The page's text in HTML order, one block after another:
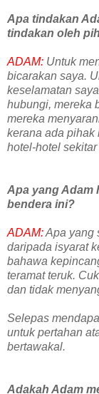
Apa tindakan
tindakan oleh
ADAM: Untuk
bicarakan saya.
keselamatan
hubungi, mereka
mereka
kerana ada pihak
hotel-hotel
Apa yang Adam
bendera ini?
ADAM:Apa yang
daripada isyarat
bahawa
teramat teruk.
dan tidak
Selepas
untuk pertahan
bertawakal.
Adakah Adam